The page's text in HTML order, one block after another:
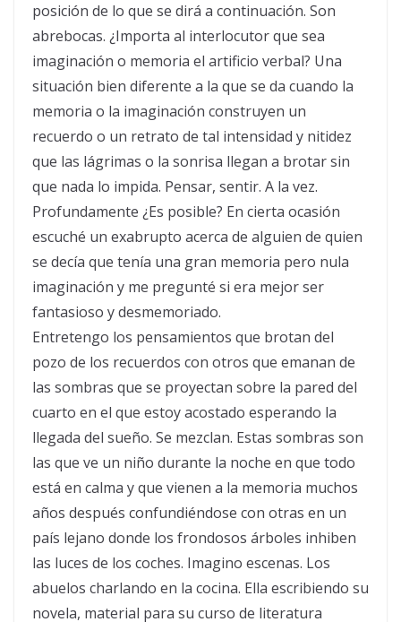
posición de lo que se dirá a continuación. Son
abrebocas. ¿Importa al interlocutor que sea
imaginación o memoria el artificio verbal? Una
situación bien diferente a la que se da cuando la
memoria o la imaginación construyen un
recuerdo o un retrato de tal intensidad y nitidez
que las lágrimas o la sonrisa llegan a brotar sin
que nada lo impida. Pensar, sentir. A la vez.
Profundamente ¿Es posible? En cierta ocasión
escuché un exabrupto acerca de alguien de quien
se decía que tenía una gran memoria pero nula
imaginación y me pregunté si era mejor ser
fantasioso y desmemoriado.
Entretengo los pensamientos que brotan del
pozo de los recuerdos con otros que emanan de
las sombras que se proyectan sobre la pared del
cuarto en el que estoy acostado esperando la
llegada del sueño. Se mezclan. Estas sombras son
las que ve un niño durante la noche en que todo
está en calma y que vienen a la memoria muchos
años después confundiéndose con otras en un
país lejano donde los frondosos árboles inhiben
las luces de los coches. Imagino escenas. Los
abuelos charlando en la cocina. Ella escribiendo su
novela, material para su curso de literatura